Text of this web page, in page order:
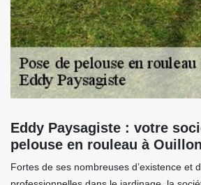
Eddy Paysagiste : votre
pelouse en rouleau à Ouillon
Fortes de ses nombreuses d’existence et